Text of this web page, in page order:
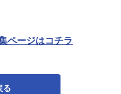
ページはコチラ
る